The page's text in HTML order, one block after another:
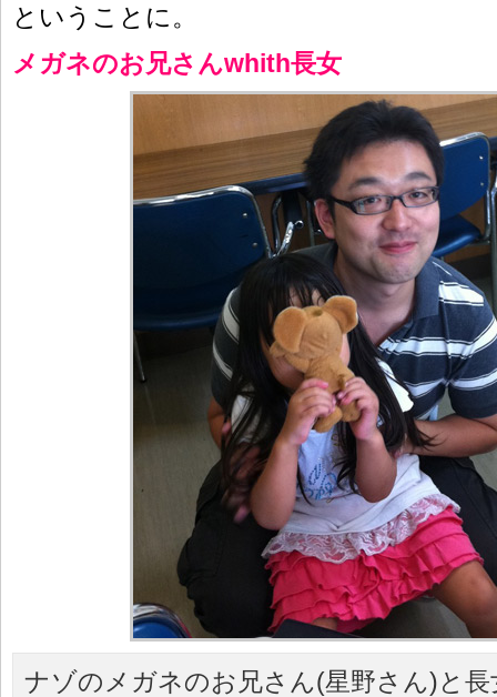
ということに。
メガネのお兄さんwhith長女
ナゾのメガネのお兄さん(星野さん)と長